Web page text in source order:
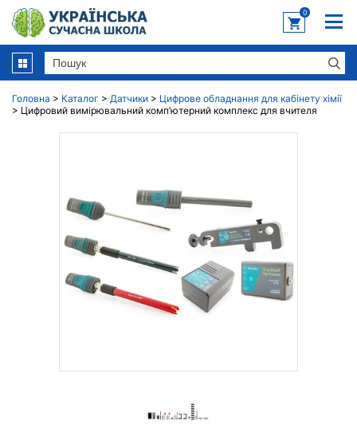
0
Головна > Каталог > Датчики > Цифрове обладнання для кабінету хімії
> Цифровий вимірювальний комп’ютерний комплекс для вчителя